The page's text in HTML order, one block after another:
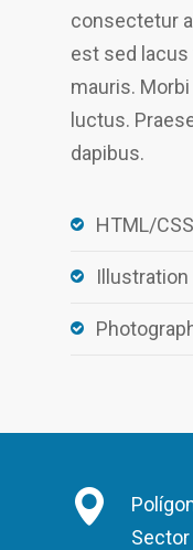
consectetur
est sed
mauris.
luctus.
dapibus.
HTML/CSS
Illustration
Sector